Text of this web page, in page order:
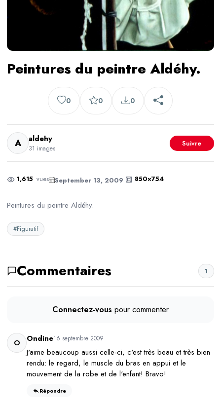
Peintures du peintre Aldéhy.
0 0 0
A aldehy
31 images
Suivre
1,615 vues September 13, 2009 850×754
Peintures du peintre Aldéhy.
#Figuratif
Commentaires 1
Connectez-vous pour commenter
O Ondine16 septembre 2009
J'aime beaucoup aussi celle-ci, c'est très beau et très bien
rendu: le regard, le muscle du bras en appui et le
mouvement de la robe et de l'enfant! Bravo!
Répondre